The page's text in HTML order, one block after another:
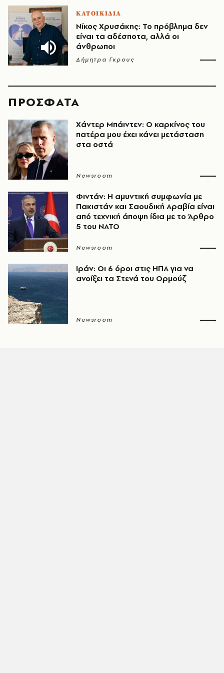
ΚΑΤΟΙΚΙΔΙΑ
Νίκος Χρυσάκης: Το πρόβλημα δεν
είναι τα αδέσποτα, αλλά οι
άνθρωποι
Δήμητρα Γκρους
ΠΡΟΣΦΑΤΑ
Χάντερ Μπάιντεν: Ο καρκίνος του
πατέρα μου έχει κάνει μετάσταση
στα οστά
Newsroom
Φιντάν: Η αμυντική συμφωνία με
Πακιστάν και Σαουδική Αραβία είναι
από τεχνική άποψη ίδια με τo Άρθρο
5 του ΝΑΤΟ
Newsroom
Ιράν: Οι 6 όροι στις ΗΠΑ για να
ανοίξει τα Στενά του Ορμούζ
Newsroom